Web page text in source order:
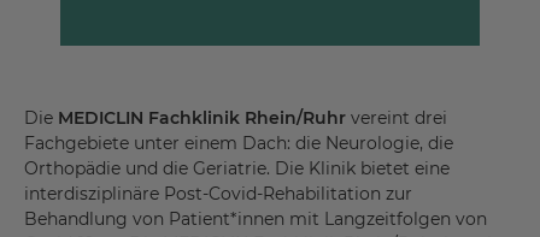
Die MEDICLIN Fachklinik Rhein/Ruhr vereint drei
Fachgebiete unter einem Dach: die Neurologie, die
Orthopädie und die Geriatrie. Die Klinik bietet eine
interdisziplinäre Post-Covid-Rehabilitation zur
Behandlung von Patient*innen mit Langzeitfolgen von